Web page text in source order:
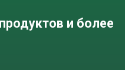
и более